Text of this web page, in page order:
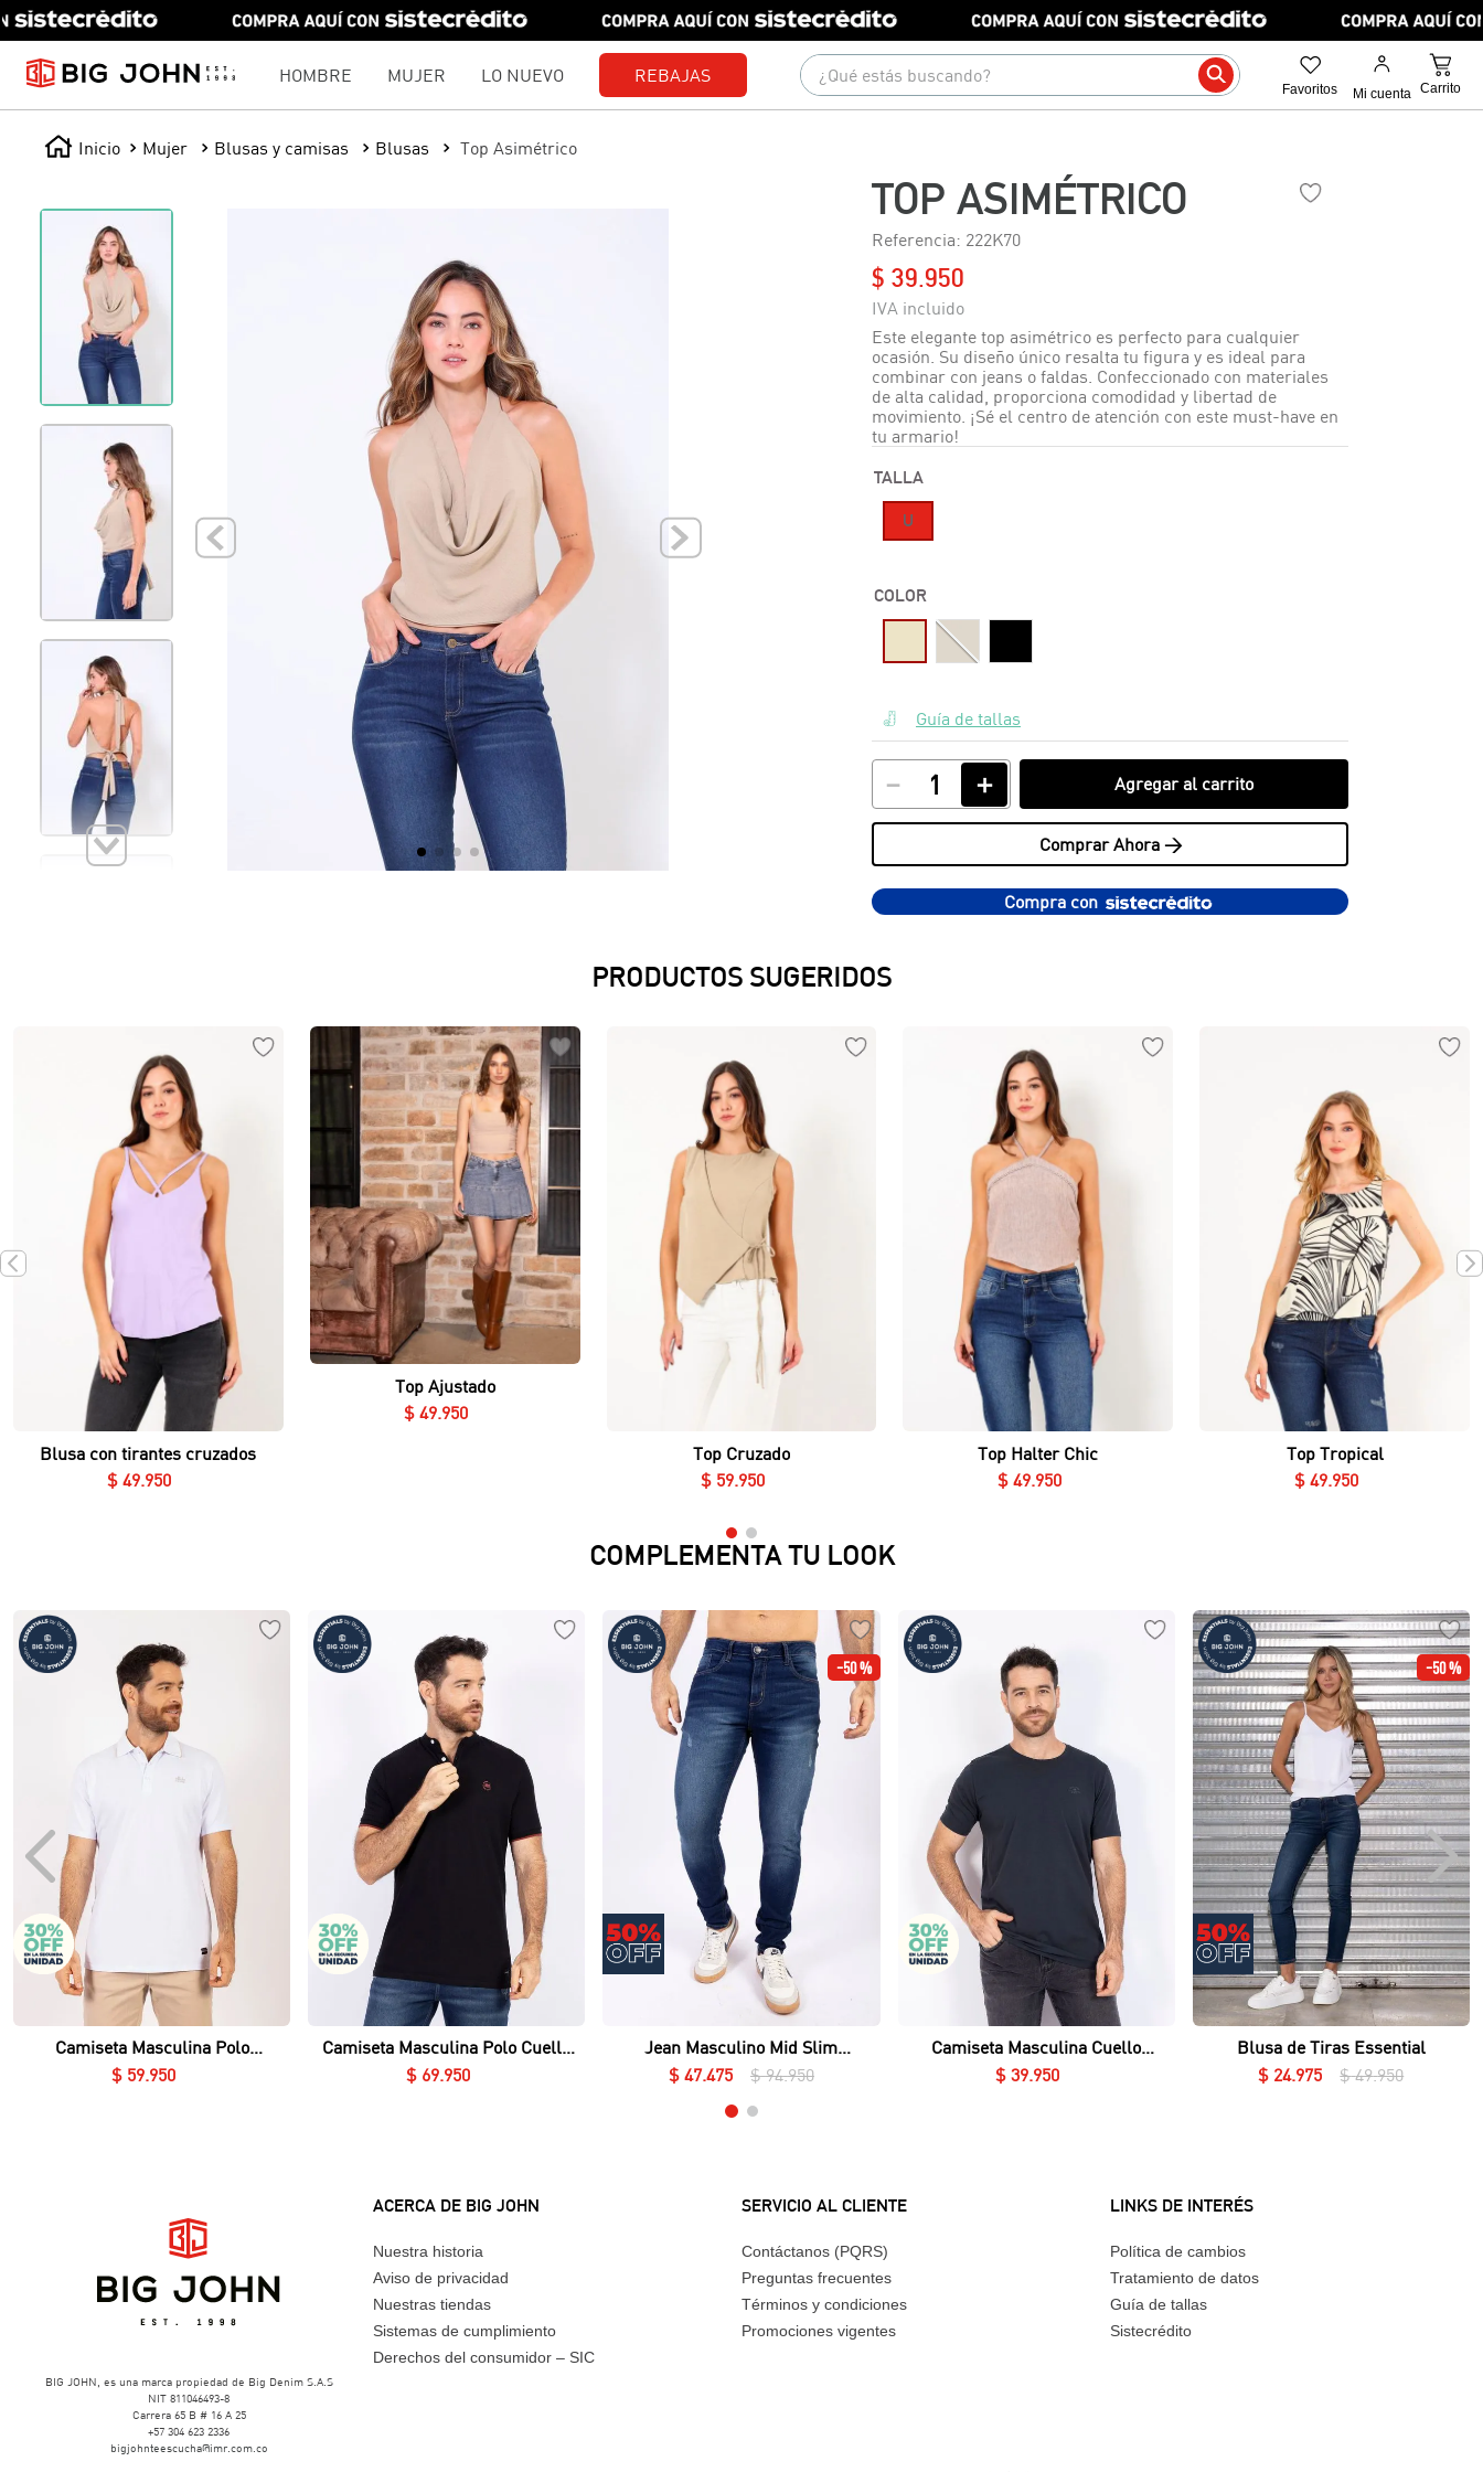
HOMBRE MUJER LO NUEVO REBAJAS
¿Qué estás buscando?
Mujer Blusas y camisas Blusas Top Asimétrico
TOP ASIMÉTRICO
Referencia: 222K70
$ 39.950
Este elegante top asimétrico es perfecto para cualquier
ocasión. Su diseño único resalta tu figura y es ideal para
combinar con jeans o faldas. Confeccionado con materiales
de alta calidad, proporciona comodidad y libertad de
movimiento. ¡Sé el centro de atención con este must-have en
tu armario!
TALLA
U
COLOR
Guía de tallas
＋
－ Agregar al carrito
Comprar Ahora >
Compra con
PRODUCTOS SUGERIDOS
Vista rápida
Blusa con tirantes cruzados
$ 49.950
Vista rápida
Top Ajustado
$ 49.950
Top Cruzado
$ 59.950
Vista rápida
Top Halter Chic
$ 49.950
Vista rápida
Top Tropical
$ 49.950
COMPLEMENTA TU LOOK
Vista rápida
Camiseta Masculina Polo
Essential en Piqué Lycrado
$ 59. 950
Vista rápida
Camiseta Masculina Polo Cuello
Nerú Essential en Piqué Lycrado
$ 69. 950
-50 %
Vista rápida
Jean Masculino Mid Slim
Essential
$ 47.475 $ 94.950
Vista rápida
Camiseta Masculina Cuello
$ 39 950
-50 %
Vista rápida
Blusa de Tiras Essential
$ 24. 975 $ 49.950
BIG JOHN, es una marca propiedad de Big Denim S.A.S
NIT 811046493-8
Carrera 65 B # 16 A 25
+57 304 623 2336
bigjohnteescucha@imr.com.co
ACERCA DE BIG JOHN
Nuestra historia
Aviso de privacidad
Nuestras tiendas
Sistemas de cumplimiento
Derechos del consumidor – SIC
SERVICIO AL CLIENTE
Contáctanos (PQRS)
Preguntas frecuentes
Términos y condiciones
Promociones vigentes
LINKS DE INTERÉS
Política de cambios
Tratamiento de datos
Guía de tallas
Sistecrédito